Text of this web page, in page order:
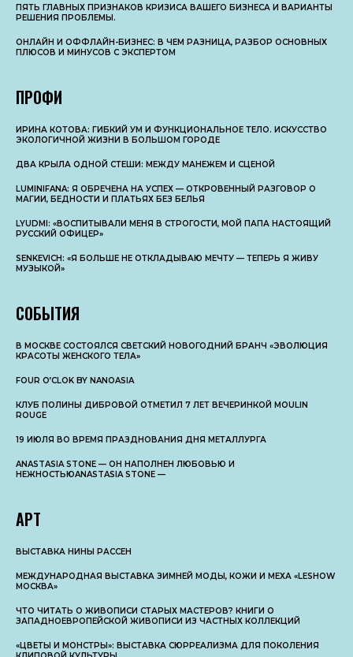
ПЯТЬ ГЛАВНЫХ ПРИЗНАКОВ КРИЗИСА ВАШЕГО БИЗНЕСА И ВАРИАНТЫ
РЕШЕНИЯ ПРОБЛЕМЫ.
ОНЛАЙН И ОФФЛАЙН-БИЗНЕС: В ЧЕМ РАЗНИЦА, РАЗБОР ОСНОВНЫX
ПЛЮСОВ И МИНУСОВ С ЭКСПЕРТОМ
ПРОФИ
ИРИНА КОТОВА: ГИБКИЙ УМ И ФУНКЦИОНАЛЬНОЕ ТЕЛО. ИСКУССТВО
ЭКОЛОГИЧНОЙ ЖИЗНИ В БОЛЬШОМ ГОРОДЕ
ДВА КРЫЛА ОДНОЙ СТЕШИ: МЕЖДУ МАНЕЖЕМ И СЦЕНОЙ
LUMINIFANA: Я ОБРЕЧЕНА НА УСПЕХ — ОТКРОВЕННЫЙ РАЗГОВОР О
МАГИИ, БЕДНОСТИ И ПЛАТЬЯХ БЕЗ БЕЛЬЯ
LYUDMI: «ВОСПИТЫВАЛИ МЕНЯ В СТРОГОСТИ, МОЙ ПАПА НАСТОЯЩИЙ
РУССКИЙ ОФИЦЕР»
SENKEVICH: «Я БОЛЬШЕ НЕ ОТКЛАДЫВАЮ МЕЧТУ — ТЕПЕРЬ Я ЖИВУ
МУЗЫКОЙ»
СОБЫТИЯ
В МОСКВЕ СОСТОЯЛСЯ СВЕТСКИЙ НОВОГОДНИЙ БРАНЧ «ЭВОЛЮЦИЯ
КРАСОТЫ ЖЕНСКОГО ТЕЛА»
FOUR O’CLOK BY NANOASIA
КЛУБ ПОЛИНЫ ДИБРОВОЙ ОТМЕТИЛ 7 ЛЕТ ВЕЧЕРИНКОЙ MOULIN
ROUGE
19 ИЮЛЯ ВО ВРЕМЯ ПРАЗДНОВАНИЯ ДНЯ МЕТАЛЛУРГА
ANASTASIA STONE — ОН НАПОЛНЕН ЛЮБОВЬЮ И
НЕЖНОСТЬЮANASTASIA STONE —
АРТ
ВЫСТАВКА НИНЫ РАССЕН
МЕЖДУНАРОДНАЯ ВЫСТАВКА ЗИМНЕЙ МОДЫ, КОЖИ И МЕХА «LESHOW
МОСКВА»
ЧТО ЧИТАТЬ О ЖИВОПИСИ СТАРЫХ МАСТЕРОВ? КНИГИ О
ЗАПАДНОЕВРОПЕЙСКОЙ ЖИВОПИСИ ИЗ ЧАСТНЫХ КОЛЛЕКЦИЙ
«ЦВЕТЫ И МОНСТРЫ»: ВЫСТАВКА СЮРРЕАЛИЗМА ДЛЯ ПОКОЛЕНИЯ